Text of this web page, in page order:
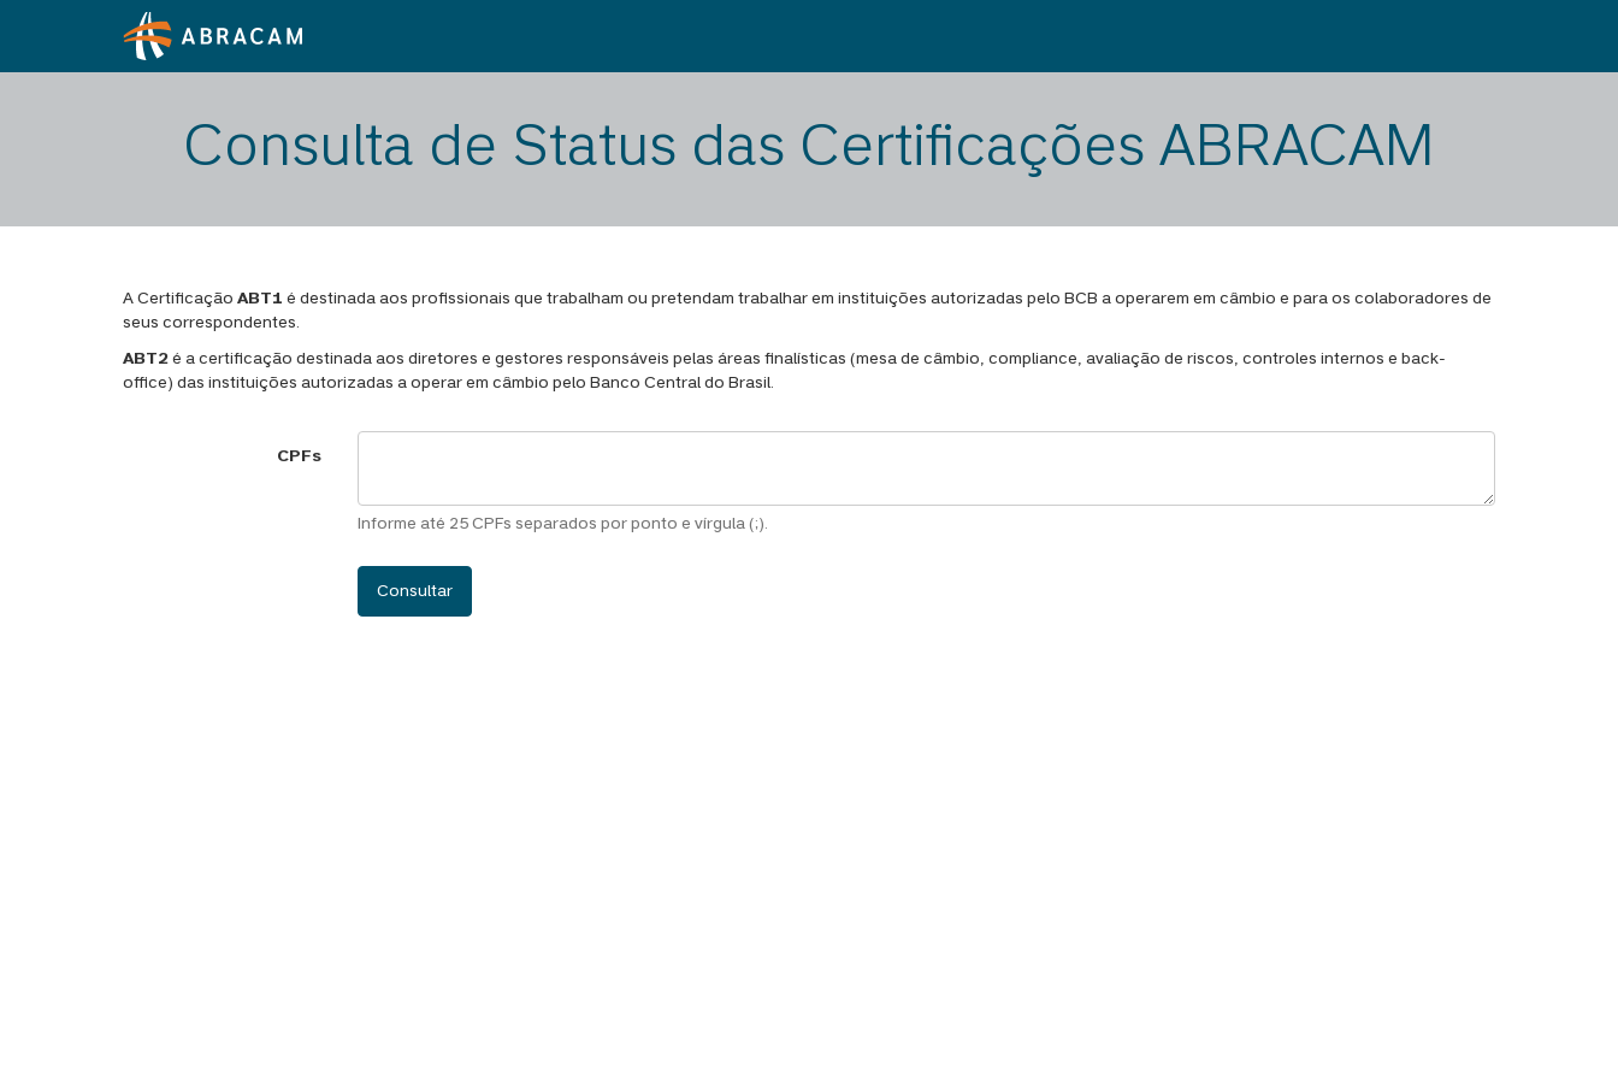
Consulta de Status das Certificações ABRACAM
A Certificação ABT1 é destinada aos profissionais que trabalham ou pretendam trabalhar em instituições autorizadas pelo BCB a operarem em câmbio e para os colaboradores de
seus correspondentes.
ABT2 é a certificação destinada aos diretores e gestores responsáveis pelas áreas finalísticas (mesa de câmbio, compliance, avaliação de riscos, controles internos e back-
office) das instituições autorizadas a operar em câmbio pelo Banco Central do Brasil.
CPFs
Informe até 25 CPFs separados por ponto e vírgula (;).
Consultar